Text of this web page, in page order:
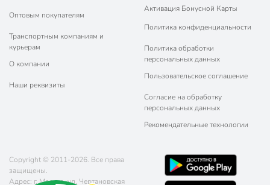
Оптовым покупателям
Транспортным компаниям и
курьерам
О компании
Наши реквизиты
Активация Бонусной Карты
Политика конфиденциальности
Политика обработки
персональных данных
Пользовательское соглашение
Согласие на обработку
персональных данных
Рекомендательные технологии
Copyright © 2011-2026. Все права
защищены.
Адрес: г. Москва, ул. Чертановская